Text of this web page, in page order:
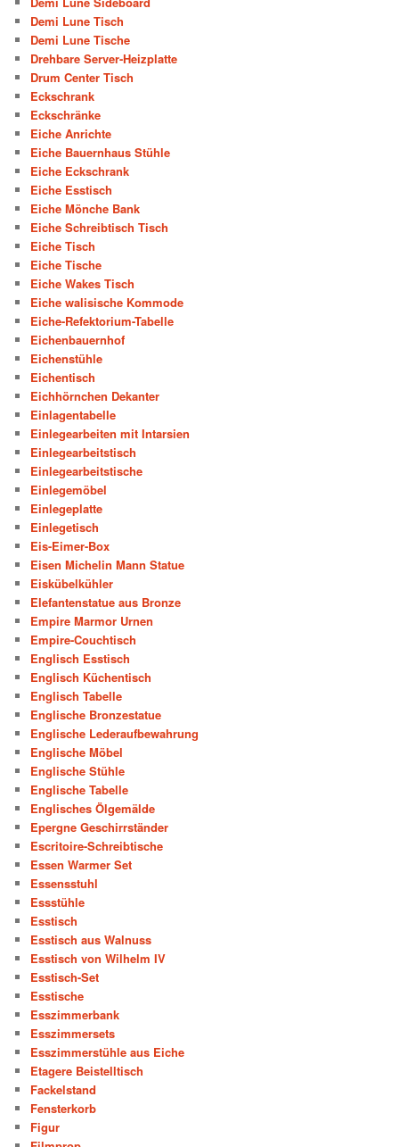
Demi Lune Tisch
Demi Lune Tische
Drehbare Server-Heizplatte
Drum Center Tisch
Eckschrank
Eckschränke
Eiche Anrichte
Eiche Bauernhaus Stühle
Eiche Eckschrank
Eiche Esstisch
Eiche Mönche Bank
Eiche Schreibtisch Tisch
Eiche Tisch
Eiche Tische
Eiche Wakes Tisch
Eiche walisische Kommode
Eiche-Refektorium-Tabelle
Eichenbauernhof
Eichenstühle
Eichentisch
Eichhörnchen Dekanter
Einlagentabelle
Einlegearbeiten mit Intarsien
Einlegearbeitstisch
Einlegearbeitstische
Einlegemöbel
Einlegeplatte
Einlegetisch
Eis-Eimer-Box
Eisen Michelin Mann Statue
Eiskübelkühler
Elefantenstatue aus Bronze
Empire Marmor Urnen
Empire-Couchtisch
Englisch Esstisch
Englisch Küchentisch
Englisch Tabelle
Englische Bronzestatue
Englische Lederaufbewahrung
Englische Möbel
Englische Stühle
Englische Tabelle
Englisches Ölgemälde
Epergne Geschirrständer
Escritoire-Schreibtische
Essen Warmer Set
Essensstuhl
Essstühle
Esstisch
Esstisch aus Walnuss
Esstisch von Wilhelm IV
Esstisch-Set
Esstische
Esszimmerbank
Esszimmersets
Esszimmerstühle aus Eiche
Etagere Beistelltisch
Fackelstand
Fensterkorb
Figur